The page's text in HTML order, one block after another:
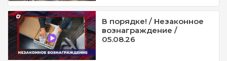
В порядке! / Незаконное
вознаграждение /
05.08.26